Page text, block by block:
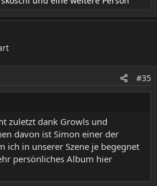
#35
zuletzt dank Growls und
davon ist Simon einer der
ich in unserer Szene je begegnet
persönliches Album hier